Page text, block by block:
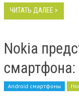
ЧИТАТЬ ДАЛЕЕ >
Nokia
смартфона:
Android смартфоны